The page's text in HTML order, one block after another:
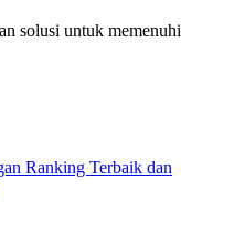
solusi untuk memenuhi